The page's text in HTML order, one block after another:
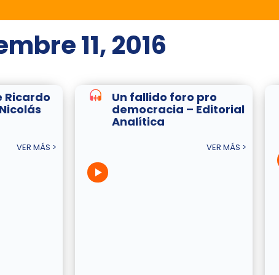
11, 2016
Ricardo
VER MÁS >
Un fallido foro pro
democracia – Editorial
Analítica
VER MÁS >